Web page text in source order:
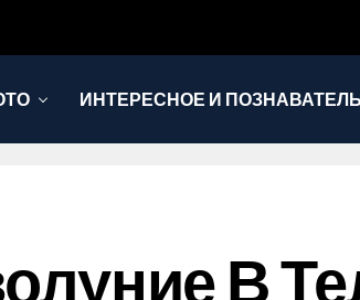
ИНТЕРЕСНОЕ И
В